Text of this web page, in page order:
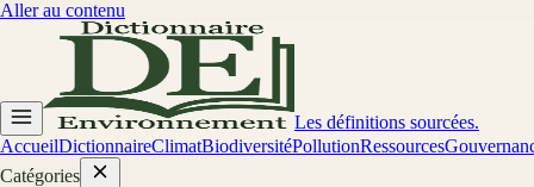
Aller au contenu
Les définitions sourcées.
AccueilDictionnaireClimatBiodiversitéPollutionRessources
Catégories